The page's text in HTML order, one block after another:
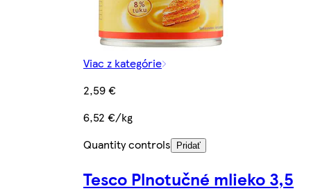
Viac z kategórie
2,59 €
6,52 €/kg
Quantity controls
Pridať
Tesco Plnotučné mlieko 3,5